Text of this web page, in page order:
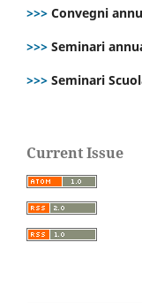
>>> Convegni
>>> Seminari
>>> Seminari
Current Issue